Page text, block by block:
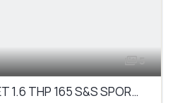
5
DS DS 3 (2) CABRIOLET 1.6 THP 165 S&S SPORT CHIC BV6